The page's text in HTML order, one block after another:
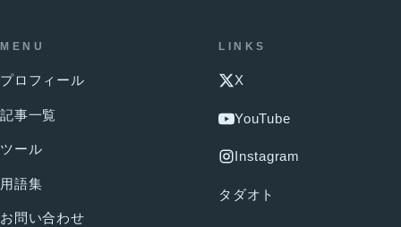
MENU
プロフィール
記事一覧
ツール
用語集
お問い合わせ
LINKS
X
YouTube
Instagram
タダオト